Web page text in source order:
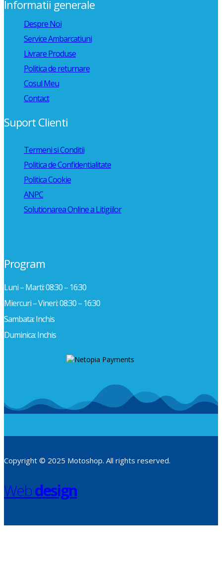
Informatii generale
Despre Noi
Service Ambarcatiuni
Livrare Produse
Politica de returnare
Cosul Meu
Contact
Suport Clienti
Termeni si Conditii
Politica de Confidentialitate
Politica Cookie
ANPC
Solutionarea Online a Litigiilor
Program
Luni – Marti: 08:30 – 16:30
Miercuri – Vineri: 08:30 – 16:30
Sambata: Inchis
Duminica: Inchis
Copyright © 2025 Motoshop. All rights reserved.
Webdesign